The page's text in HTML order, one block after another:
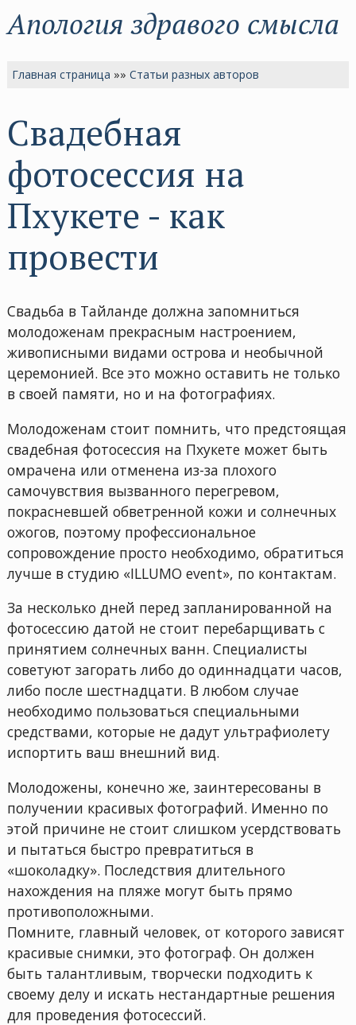
Апология здравого смысла
Главная страница »»Статьи разных авторов
Свадебная
фотосессия на
Пхукете - как
провести
Свадьба в Тайланде должна запомниться
молодоженам прекрасным настроением,
живописными видами острова и необычной
церемонией. Все это можно оставить не только
в своей памяти, но и на фотографиях.
Молодоженам стоит помнить, что предстоящая
свадебная фотосессия на Пхукете может быть
омрачена или отменена из-за плохого
самочувствия вызванного перегревом,
покрасневшей обветренной кожи и солнечных
ожогов, поэтому профессиональное
сопровождение просто необходимо, обратиться
лучше в студию «ILLUMO event», по контактам.
За несколько дней перед запланированной на
фотосессию датой не стоит перебарщивать с
принятием солнечных ванн. Специалисты
советуют загорать либо до одиннадцати часов,
либо после шестнадцати. В любом случае
необходимо пользоваться специальными
средствами, которые не дадут ультрафиолету
испортить ваш внешний вид.
Молодожены, конечно же, заинтересованы в
получении красивых фотографий. Именно по
этой причине не стоит слишком усердствовать
и пытаться быстро превратиться в
«шоколадку». Последствия длительного
нахождения на пляже могут быть прямо
противоположными.
Помните, главный человек, от которого зависят
красивые снимки, это фотограф. Он должен
быть талантливым, творчески подходить к
своему делу и искать нестандартные решения
для проведения фотосессий.